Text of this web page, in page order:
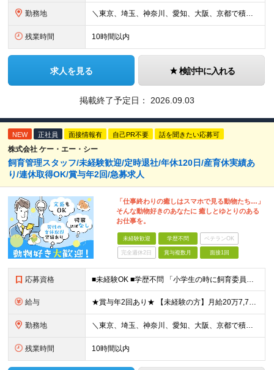
勤務地 ＼東京、埼玉、神奈川、愛知、大阪、京都で積極採用中！／ ・東京都：品川区 ・埼玉県：和光市 ・神奈川県：横浜市戸塚区、藤沢市 ・茨城県：つくば市 Lマイカー通勤OK！ ・愛知県：犬山市
残業時間 10時間以内
求人を見る 検討中に入れる
掲載終了予定日： 2026.09.03
NEW 正社員 面接情報有 自己PR不要 話を聞きたい応募可
株式会社 ケー・エー・シー
飼育管理スタッフ/未経験歓迎/定時退社/年休120日/産育休実績あ
り/連休取得OK/賞与年2回/急募求人
「仕事終わりの癒しはスマホで見る動物たち…」
そんな動物好きのあなたに 癒しとゆとりのある
お仕事を。
未経験歓迎 学歴不問 ベテランOK
完全週休2日 賞与複数月 面接1回
応募資格 ■未経験OK ■学歴不問 「小学生の時に飼育委員だった！」 なんて方もお待ちしております♪ ※ご自宅でのペット飼育について※ ご自宅でげっ歯類・ウサギのペット飼育を禁止しております。当社業務では清
給与 ★賞与年2回あり★ 【未経験の方】月給20万7,750円～＋賞与年2回＋残業代全額支給＋交通費支給 【生物系大卒の方】月給21万3,750円～＋賞与年2回＋残業代全額支給＋交通費支給 ★手当が充実
勤務地 ＼東京、埼玉、神奈川、愛知、大阪、京都で積極採用中！／ ・東京都：品川区 ・埼玉県：和光市 ・神奈川県：横浜市戸塚区、藤沢市 ・茨城県：つくば市 Lマイカー通勤OK！ ・愛知県：犬山市
残業時間 10時間以内